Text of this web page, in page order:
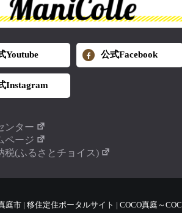
Youtube 公式Facebook
Instagram
ンター
ページ
税(ふるさとチョイス)
市 | 移住定住ポータルサイト | COCO真庭～